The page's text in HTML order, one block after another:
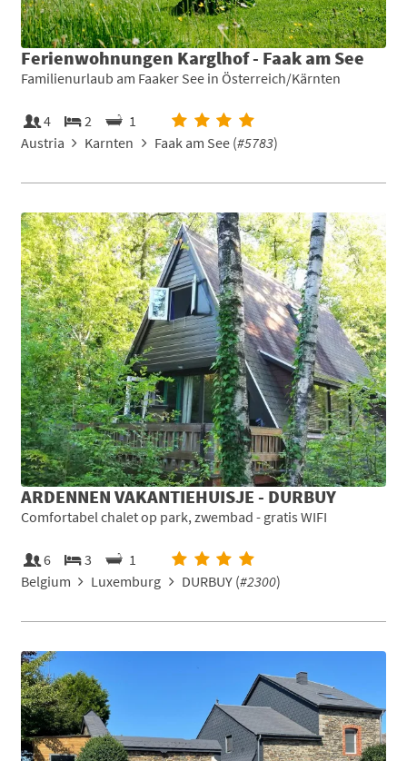
Ferienwohnungen Karglhof - Faak am See
Familienurlaub am Faaker See in Österreich/Kärnten
4 2
1
Austria
Karnten Faak am See (#5783)
ARDENNEN VAKANTIEHUISJE - DURBUY
Comfortabel chalet op park, zwembad - gratis WIFI
6 3
1
Belgium
Luxemburg DURBUY (#2300)